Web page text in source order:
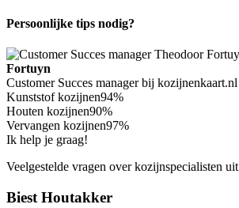
Persoonlijke tips nodig?
Fortuyn
Customer Succes manager bij kozijnenkaart.nl
Kunststof kozijnen94%
Houten kozijnen90%
Vervangen kozijnen97%
Ik help je graag!
Veelgestelde vragen over kozijnspecialisten uit
Biest Houtakker